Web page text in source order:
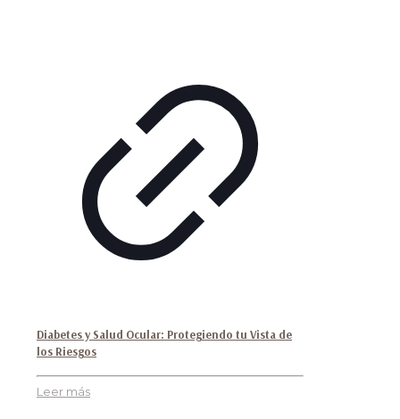
Diabetes y Salud Ocular: Protegiendo tu Vista de
los Riesgos
Leer más